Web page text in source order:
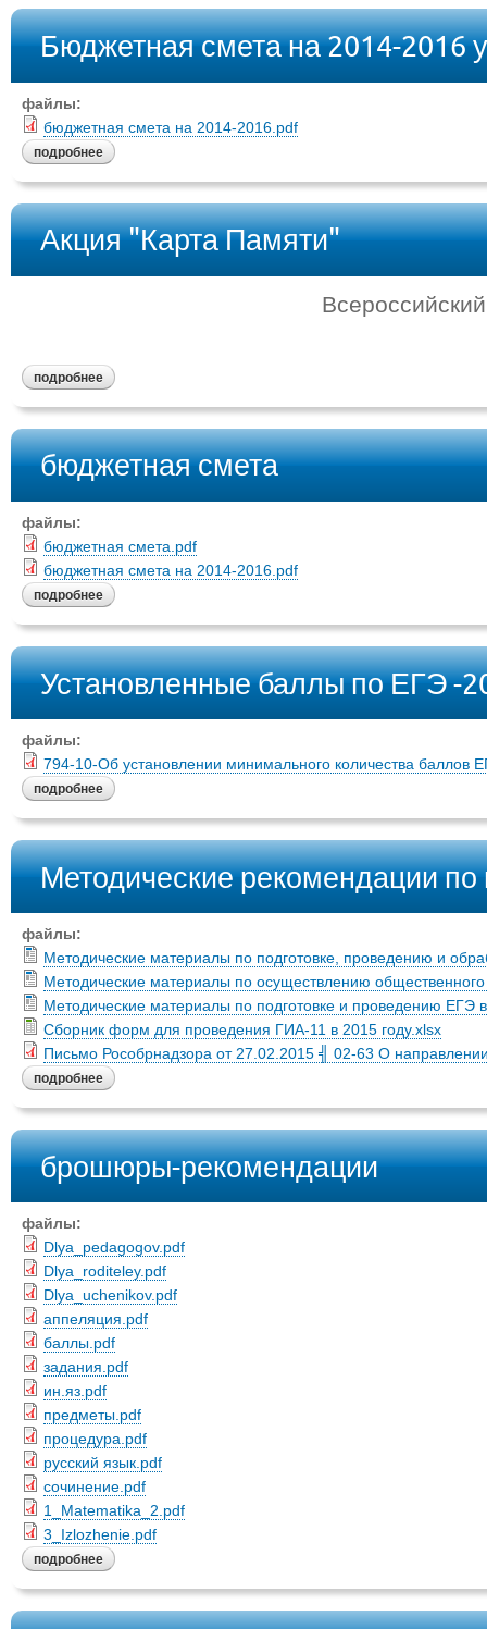
Бюджетная смета на 2014-2016
файлы:
бюджетная смета на 2014-2016.pdf
подробнее
Акция "Карта Памяти"
подробнее
бюджетная смета
файлы:
бюджетная смета.pdf
бюджетная смета на 2014-2016.pdf
подробнее
Установленные баллы по ЕГЭ -
файлы:
794-10-Об установлении минимального количества баллов
подробнее
Методические рекомендации
файлы:
Методические материалы по подготовке, проведению и
Методические материалы по осуществлению
Методические материалы по подготовке и проведению ЕГЭ
Сборник форм для проведения ГИА-11 в 2015 году.xlsx
Письмо Рособрнадзора от 27.02.2015 ╣ 02-63 О
подробнее
брошюры-рекомендации
файлы:
Dlya_pedagogov.pdf
Dlya_roditeley.pdf
Dlya_uchenikov.pdf
аппеляция.pdf
баллы.pdf
задания.pdf
ин.яз.pdf
предметы.pdf
процедура.pdf
русский язык.pdf
сочинение.pdf
1_Matematika_2.pdf
3_Izlozhenie.pdf
подробнее